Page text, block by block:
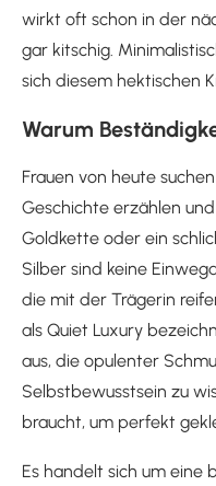
wirkt oft schon in der
gar kitschig.
sich diesem hektischen
Warum
Frauen von heute
Geschichte erzählen
Goldkette oder ein
Silber sind keine
die mit der Trägerin
als Quiet Luxury
aus, die opulenter
Selbstbewusstsein zu
braucht, um perfekt
Es handelt sich um eine